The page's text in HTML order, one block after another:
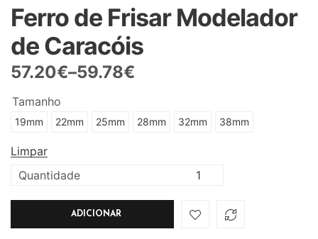
Ferro de Frisar Modelador
de Caracóis
57.20€–59.78€
Tamanho
19mm 22mm 25mm 28mm 32mm 38mm
Limpar
Quantidade
ADICIONAR